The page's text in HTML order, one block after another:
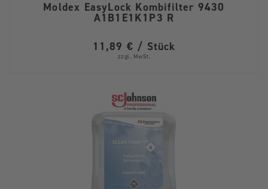
Moldex EasyLock Kombifilter 9430
A1B1E1K1P3 R
11,89 € / Stück
zzgl. MwSt.